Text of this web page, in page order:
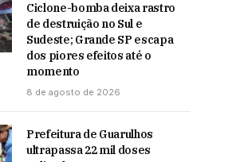
Ciclone-bomba deixa rastro
de destruição no Sul e
Sudeste; Grande SP escapa
dos piores efeitos até o
momento
8 de agosto de 2026
Prefeitura de Guarulhos
ultrapassa 22 mil doses